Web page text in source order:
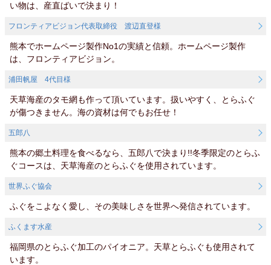
い物は、産直ばいで決まり！
フロンティアビジョン代表取締役 渡辺直登様
熊本でホームページ製作No1の実績と信頼。ホームページ製作
は、フロンティアビジョン。
浦田帆屋 4代目様
天草海産のタモ網も作って頂いています。扱いやすく、とらふぐ
が傷つきません。海の資材は何でもお任せ！
五郎八
熊本の郷土料理を食べるなら、五郎八で決まり!!冬季限定のとらふ
ぐコースは、天草海産のとらふぐを使用されています。
世界ふぐ協会
ふぐをこよなく愛し、その美味しさを世界へ発信されています。
ふくます水産
福岡県のとらふぐ加工のパイオニア。天草とらふぐも使用されて
います。